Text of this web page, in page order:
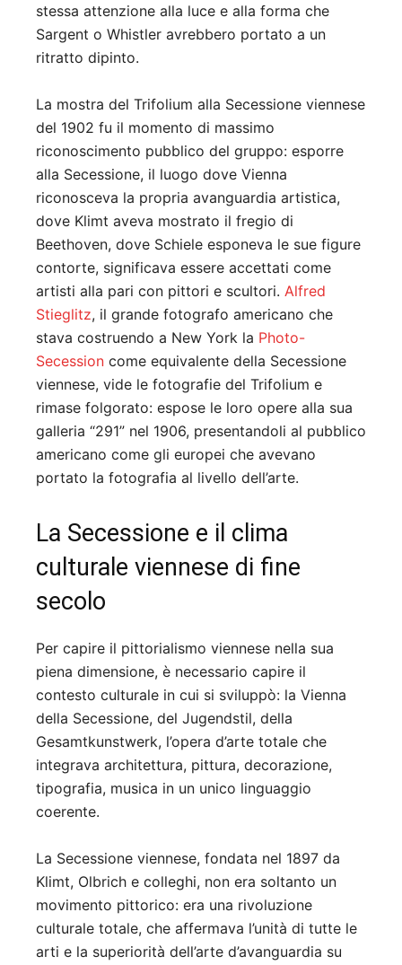
stessa attenzione alla luce e alla forma che
Sargent o Whistler avrebbero portato a un
ritratto dipinto.
La mostra del Trifolium alla Secessione viennese
del 1902 fu il momento di massimo
riconoscimento pubblico del gruppo: esporre
alla Secessione, il luogo dove Vienna
riconosceva la propria avanguardia artistica,
dove Klimt aveva mostrato il fregio di
Beethoven, dove Schiele esponeva le sue figure
contorte, significava essere accettati come
artisti alla pari con pittori e scultori. Alfred
Stieglitz, il grande fotografo americano che
stava costruendo a New York la Photo-
Secession come equivalente della Secessione
viennese, vide le fotografie del Trifolium e
rimase folgorato: espose le loro opere alla sua
galleria “291” nel 1906, presentandoli al pubblico
americano come gli europei che avevano
portato la fotografia al livello dell’arte.
La Secessione e il clima
culturale viennese di fine
secolo
Per capire il pittorialismo viennese nella sua
piena dimensione, è necessario capire il
contesto culturale in cui si sviluppò: la Vienna
della Secessione, del Jugendstil, della
Gesamtkunstwerk, l’opera d’arte totale che
integrava architettura, pittura, decorazione,
tipografia, musica in un unico linguaggio
coerente.
La Secessione viennese, fondata nel 1897 da
Klimt, Olbrich e colleghi, non era soltanto un
movimento pittorico: era una rivoluzione
culturale totale, che affermava l’unità di tutte le
arti e la superiorità dell’arte d’avanguardia su